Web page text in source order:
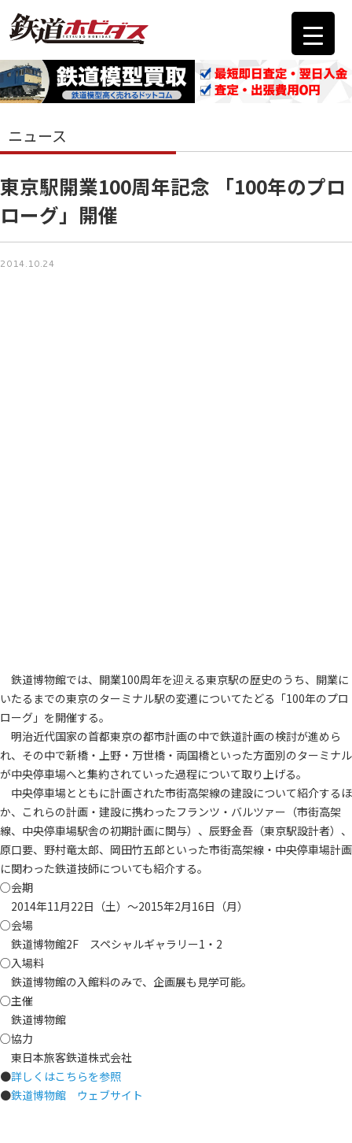
ニュース
東京駅開業100周年記念 「100年のプロ
ローグ」開催
2014.10.24
鉄道博物館では、開業100周年を迎える東京駅の歴史のうち、開業に
いたるまでの東京のターミナル駅の変遷についてたどる「100年のプロ
ローグ」を開催する。
明治近代国家の首都東京の都市計画の中で鉄道計画の検討が進めら
れ、その中で新橋・上野・万世橋・両国橋といった方面別のターミナル
が中央停車場へと集約されていった過程について取り上げる。
中央停車場とともに計画された市街高架線の建設について紹介するほ
か、これらの計画・建設に携わったフランツ・バルツァー（市街高架
線、中央停車場駅舎の初期計画に関与）、辰野金吾（東京駅設計者）、
原口要、野村竜太郎、岡田竹五郎といった市街高架線・中央停車場計画
に関わった鉄道技師についても紹介する。
○会期
2014年11月22日（土）～2015年2月16日（月）
○会場
鉄道博物館2F スペシャルギャラリー1・2
○入場料
鉄道博物館の入館料のみで、企画展も見学可能。
○主催
鉄道博物館
○協力
東日本旅客鉄道株式会社
●詳しくはこちらを参照
●鉄道博物館 ウェブサイト